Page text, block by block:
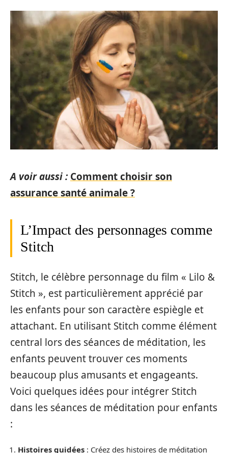
A voir aussi : Comment choisir son
assurance santé animale ?
L’Impact des personnages comme
Stitch
Stitch, le célèbre personnage du film « Lilo &
Stitch », est particulièrement apprécié par
les enfants pour son caractère espiègle et
attachant. En utilisant Stitch comme élément
central lors des séances de méditation, les
enfants peuvent trouver ces moments
beaucoup plus amusants et engageants.
Voici quelques idées pour intégrer Stitch
dans les séances de méditation pour enfants
:
Histoires guidées : Créez des histoires de méditation